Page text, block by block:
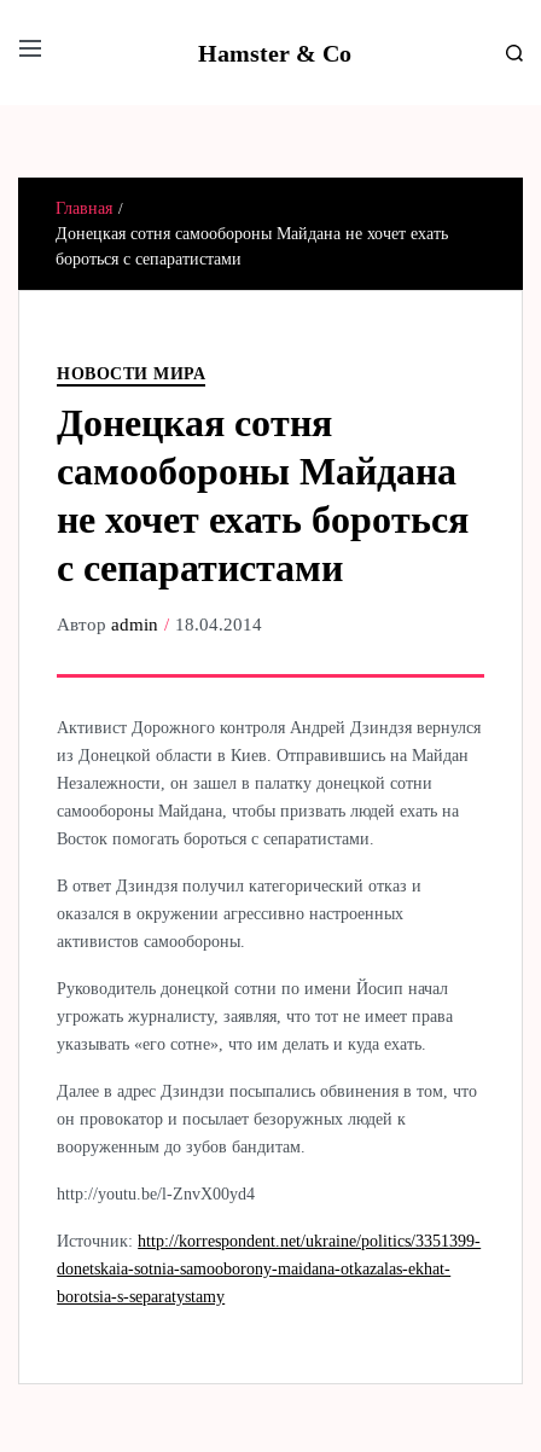
Hamster & Co
Главная
Донецкая сотня самообороны Майдана не хочет ехать
бороться с сепаратистами
НОВОСТИ МИРА
Донецкая сотня
самообороны Майдана
не хочет ехать бороться
с сепаратистами
Авторadmin 18.04.2014
Активист Дорожного контроля Андрей Дзиндзя вернулся
из Донецкой области в Киев. Отправившись на Майдан
Незалежности, он зашел в палатку донецкой сотни
самообороны Майдана, чтобы призвать людей ехать на
Восток помогать бороться с сепаратистами.
В ответ Дзиндзя получил категорический отказ и
оказался в окружении агрессивно настроенных
активистов самообороны.
Руководитель донецкой сотни по имени Йосип начал
угрожать журналисту, заявляя, что тот не имеет права
указывать «его сотне», что им делать и куда ехать.
Далее в адрес Дзиндзи посыпались обвинения в том, что
он провокатор и посылает безоружных людей к
вооруженным до зубов бандитам.
http://youtu.be/l-ZnvX00yd4
Источник:http://korrespondent.net/ukraine/politics/3351399-
donetskaia-sotnia-samooborony-maidana-otkazalas-ekhat-
borotsia-s-separatystamy